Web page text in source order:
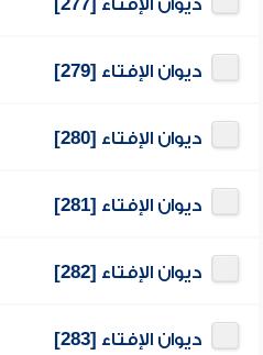
ديوان الإفتاء [277]
ديوان الإفتاء [279]
ديوان الإفتاء [280]
ديوان الإفتاء [281]
ديوان الإفتاء [282]
ديوان الإفتاء [283]